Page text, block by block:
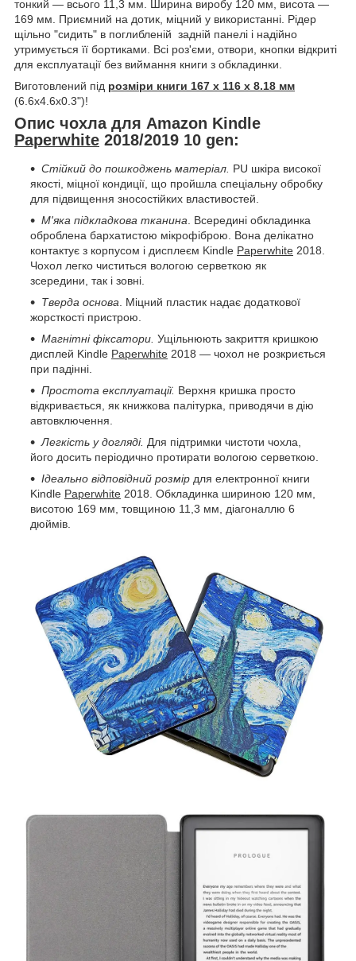
тонкий — всього 11,3 мм. Ширина виробу 120 мм, висота —
169 мм. Приємний на дотик, міцний у використанні. Рідер
щільно "сидить" в поглибленій задній панелі і надійно
утримується її бортиками. Всі роз'єми, отвори, кнопки відкриті
для експлуатації без виймання книги з обкладинки.
Виготовлений під розміри книги 167 х 116 х 8.18 мм
(6.6x4.6x0.3")!
Опис чохла для Amazon Kindle
Paperwhite 2018/2019 10 gen:
Стійкий до пошкоджень матеріал. PU шкіра високої
якості, міцної кондиції, що пройшла спеціальну обробку
для підвищення зносостійких властивостей.
М'яка підкладкова тканина . Всередині обкладинка
оброблена бархатистою мікрофіброю. Вона делікатно
контактує з корпусом і дисплеєм Kindle Paperwhite 2018.
Чохол легко чиститься вологою серветкою як
зсередини, так і зовні.
Тверда основа . Міцний пластик надає додаткової
жорсткості пристрою.
Магнітні фіксатори. Ущільнюють закриття кришкою
дисплей Kindle Paperwhite 2018 — чохол не розкриється
при падінні.
Простота експлуатації. Верхня кришка просто
відкривається, як книжкова палітурка, приводячи в дію
автовключення.
Легкість у догляді. Для підтримки чистоти чохла,
його досить періодично протирати вологою серветкою.
Ідеально відповідний розмір для електронної книги
Kindle Paperwhite 2018. Обкладинка шириною 120 мм,
висотою 169 мм, товщиною 11,3 мм, діагоналлю 6
дюймів.